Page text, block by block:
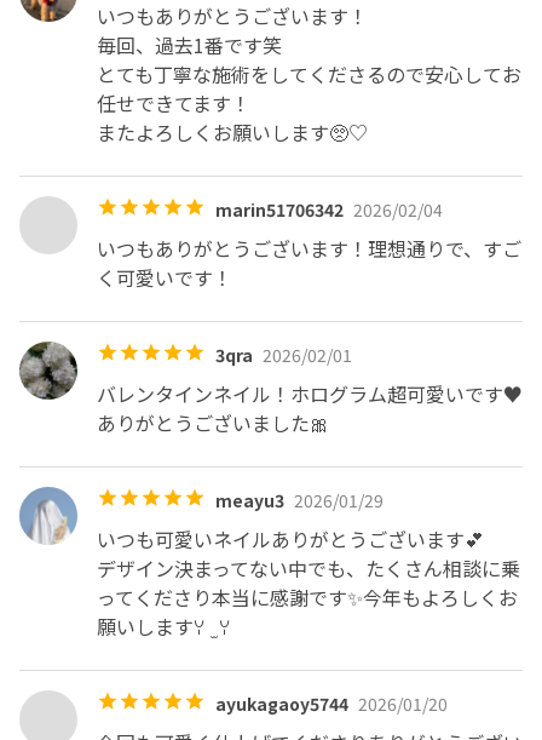
いつもありがとうございます！
毎回、過去1番です笑
とても丁寧な施術をしてくださるので安心してお
任せできてます！
またよろしくお願いします🥺♡
marin51706342 2026/02/04
いつもありがとうございます！理想通りで、すご
く可愛いです！
3qra 2026/02/01
バレンタインネイル！ホログラム超可愛いです♥️
ありがとうございました🎀
meayu3 2026/01/29
いつも可愛いネイルありがとうございます💕
デザイン決まってない中でも、たくさん相談に乗
ってくださり本当に感謝です✨今年もよろしくお
願いしますꌩ  ̫ ꌩ
ayukagaoy5744 2026/01/20